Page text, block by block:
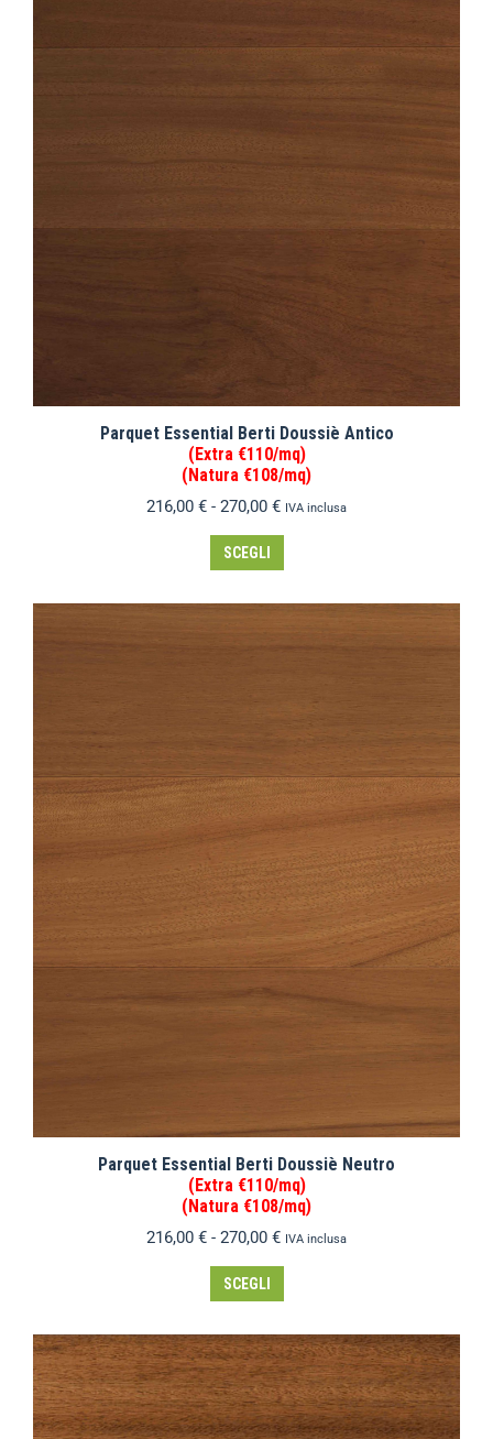
Parquet Essential Berti Doussiè Antico
(Extra €110/mq)
(Natura €108/mq)
216,00 € - 270,00 € IVA inclusa
SCEGLI
Parquet Essential Berti Doussiè Neutro
(Extra €110/mq)
(Natura €108/mq)
216,00 € - 270,00 € IVA inclusa
SCEGLI